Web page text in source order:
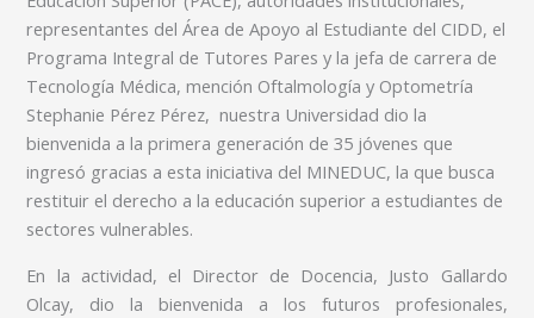
representantes del Área de Apoyo al Estudiante del CIDD, el
Programa Integral de Tutores Pares y la jefa de carrera de
Tecnología Médica, mención Oftalmología y Optometría
Stephanie Pérez Pérez, nuestra Universidad dio la
bienvenida a la primera generación de 35 jóvenes que
ingresó gracias a esta iniciativa del MINEDUC, la que busca
restituir el derecho a la educación superior a estudiantes de
sectores vulnerables.
En la actividad, el Director de Docencia, Justo Gallardo
Olcay, dio la bienvenida a los futuros profesionales,